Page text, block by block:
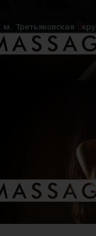
м. Третьяковская